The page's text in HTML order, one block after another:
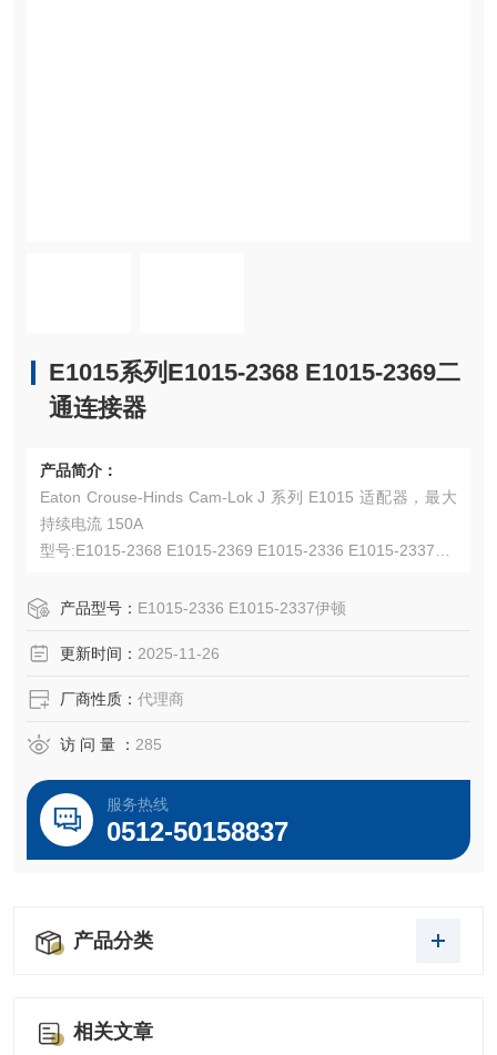
E1015系列E1015-2368 E1015-2369二
通连接器
产品简介：
Eaton Crouse-Hinds Cam-Lok J 系列 E1015 适配器，最大
持续电流 150A
型号:E1015-2368 E1015-2369 E1015-2336 E1015-2337
适用线规 8-4 AWG,公对公，橡胶材质，600 Vac/dc
产品型号： E1015-2336 E1015-2337伊顿
更新时间： 2025-11-26
厂商性质： 代理商
访 问 量 ： 285
服务热线
0512-50158837
产品分类
相关文章